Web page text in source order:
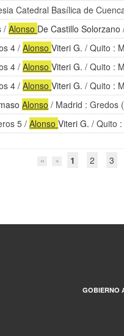
Catedral Basílica de
/Alonso De Castillo Solorzano
4/AlonsoViteri G. / Quito :
4/AlonsoViteri G. / Quito :
4/AlonsoViteri G. / Quito :
Alonso / Madrid : Gredos
5 /AlonsoViteri G. / Quito
1 2 3
GOBIERNO